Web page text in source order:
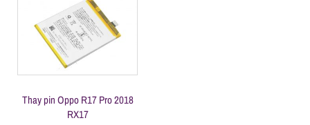
Thay pin Oppo R17 Pro 2018
RX17